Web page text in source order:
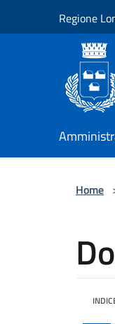
Regione
Home